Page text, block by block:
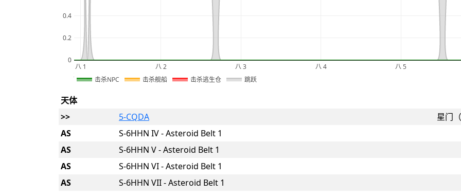
八 1
2026
八 2 八 3 八 4 八 5
0
0.2
0.4
击杀NPC 击杀舰船 击杀逃生仓 跳跃
天体
>>
5-CQDA
星门
AS
S-6HHN IV - Asteroid Belt 1
AS
S-6HHN V - Asteroid Belt 1
AS
S-6HHN VI - Asteroid Belt 1
AS
S-6HHN VII - Asteroid Belt 1